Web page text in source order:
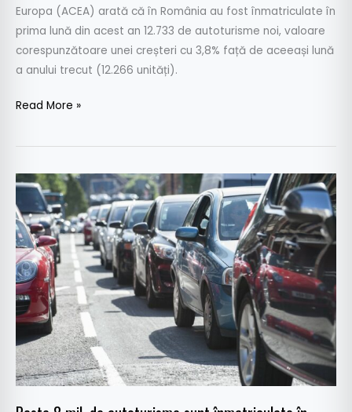
Europa (ACEA) arată că în România au fost înmatriculate în
prima lună din acest an 12.733 de autoturisme noi, valoare
corespunzătoare unei creșteri cu 3,8% față de aceeași lună
a anului trecut (12.266 unități).
Read More »
Peste
8
mil.
de
autoturisme
sunt
înmatriculate
în
România,
aproape
dublu